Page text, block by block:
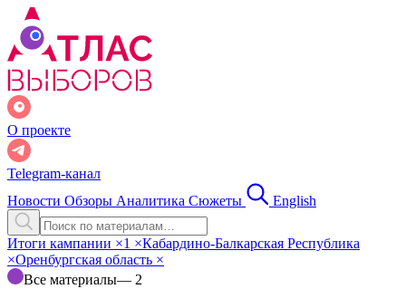
О проекте
Telegram-канал
Новости Обзоры Аналитика Сюжеты English
Итоги кампании ×1 ×Кабардино-Балкарская Республика
×Оренбургская область ×
Все материалы— 2